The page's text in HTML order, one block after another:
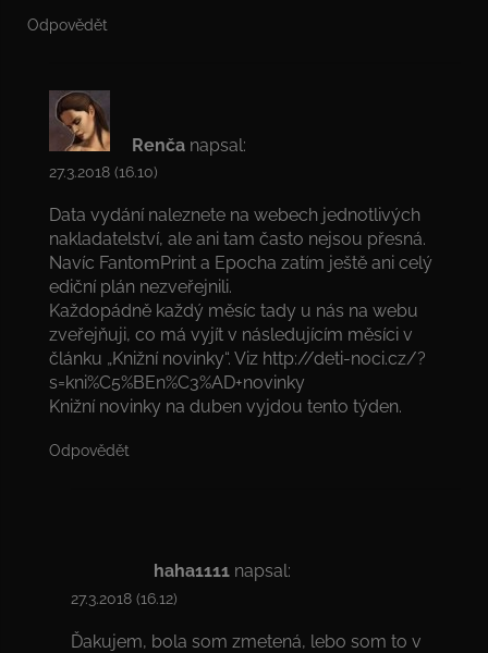
Odpovědět
Renča napsal:
27.3.2018 (16.10)
Data vydání naleznete na webech jednotlivých
nakladatelství, ale ani tam často nejsou přesná.
Navíc FantomPrint a Epocha zatím ještě ani celý
ediční plán nezveřejnili.
Každopádně každý měsíc tady u nás na webu
zveřejňuji, co má vyjít v následujícím měsíci v
článku „Knižní novinky“. Viz http://deti-noci.cz/?
s=kni%C5%BEn%C3%AD+novinky
Knižní novinky na duben vyjdou tento týden.
Odpovědět
haha1111 napsal:
27.3.2018 (16.12)
Ďakujem, bola som zmetená, lebo som to v